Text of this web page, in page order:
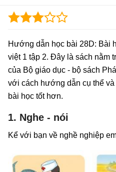
Hướng dẫn học bài 28D: Bài
việt 1 tập 2. Đây là sách nằm
của Bộ giáo dục - bộ sách
với cách hướng dẫn cụ thể
bài học tốt hơn.
1. Nghe - nói
Kể với bạn về nghề nghiệp